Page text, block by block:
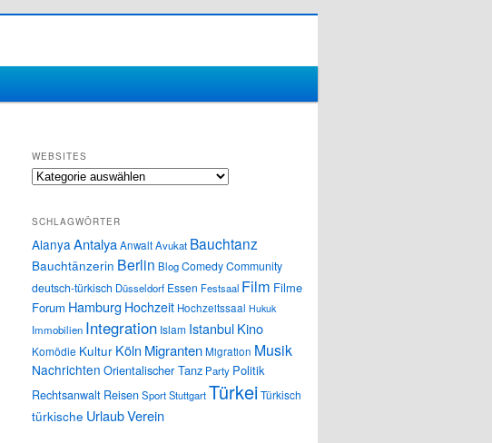
WEBSITES
Websites
SCHLAGWÖRTER
Alanya AntalyaAnwaltAvukat Bauchtanz
Bauchtänzerin Berlin BlogComedyCommunity
deutsch-türkisch Düsseldorf Essen Festsaal Film Filme
Forum Hamburg Hochzeit Hochzeitssaal Hukuk
Immobilien Integration Islam IstanbulKino
Komödie Kultur Köln MigrantenMigration Musik
Nachrichten Orientalischer Tanz Party Politik
Rechtsanwalt ReisenSportStuttgartTürkeiTürkisch
türkische UrlaubVerein